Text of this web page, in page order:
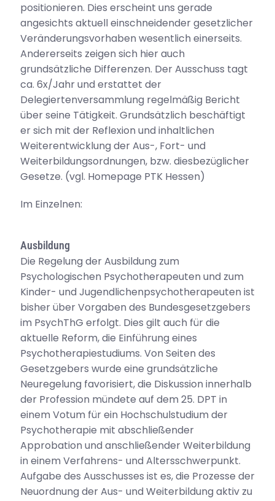
positionieren. Dies erscheint uns gerade
angesichts aktuell einschneidender gesetzlicher
Veränderungsvorhaben wesentlich einerseits.
Andererseits zeigen sich hier auch
grundsätzliche Differenzen. Der Ausschuss tagt
ca. 6x/Jahr und erstattet der
Delegiertenversammlung regelmäßig Bericht
über seine Tätigkeit. Grundsätzlich beschäftigt
er sich mit der Reflexion und inhaltlichen
Weiterentwicklung der Aus-, Fort- und
Weiterbildungsordnungen, bzw. diesbezüglicher
Gesetze. (vgl. Homepage PTK Hessen)
Im Einzelnen:
Ausbildung
Die Regelung der Ausbildung zum
Psychologischen Psychotherapeuten und zum
Kinder- und Jugendlichenpsychotherapeuten ist
bisher über Vorgaben des Bundesgesetzgebers
im PsychThG erfolgt. Dies gilt auch für die
aktuelle Reform, die Einführung eines
Psychotherapiestudiums. Von Seiten des
Gesetzgebers wurde eine grundsätzliche
Neuregelung favorisiert, die Diskussion innerhalb
der Profession mündete auf dem 25. DPT in
einem Votum für ein Hochschulstudium der
Psychotherapie mit abschließender
Approbation und anschließender Weiterbildung
in einem Verfahrens- und Altersschwerpunkt.
Aufgabe des Ausschusses ist es, die Prozesse der
Neuordnung der Aus- und Weiterbildung aktiv zu